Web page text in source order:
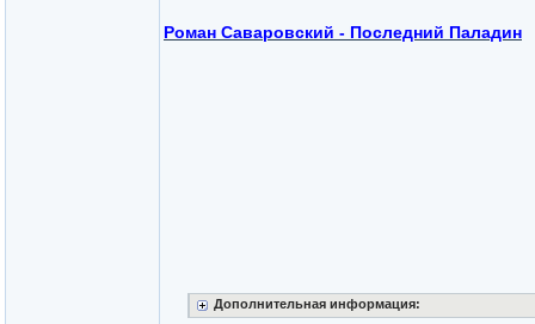
Роман Саваровский - Последний Паладин
Дополнительная информация: